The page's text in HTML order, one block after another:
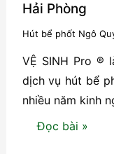
Hải Phòng
Hút bể phốt Ngô
VỆ SINH Pro ®
dịch vụ hút bể
nhiều năm kinh
Hút
Đọc bài »